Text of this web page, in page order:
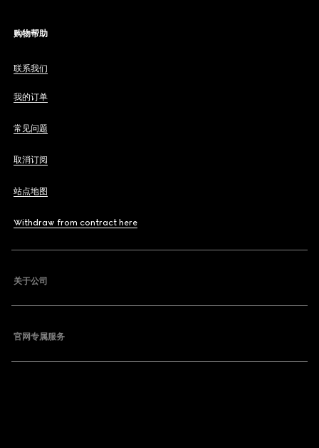
购物帮助
联系我们
我的订单
常见问题
取消订阅
站点地图
Withdraw from contract here
关于公司
官网专属服务